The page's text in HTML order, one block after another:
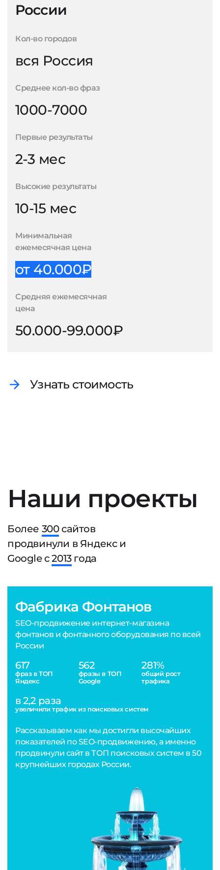
России
Кол-во городов
вся Россия
Среднее кол-во фраз
1000-7000
Первые результаты
2-3 мес
Высокие результаты
10-15 мес
Минимальная
ежемесячная цена
от 40.000₽
Средняя ежемесячная
цена
50.000-99.000₽
Узнать стоимость
Наши проекты
Более 300сайтов
продвинули в Яндекс и
Google с2013года
Фабрика Фонтанов
SEO-продвижение интернет-магазина
фонтанов и фонтанного оборудования по всей
России
617
фраз в ТОП
Яндекс
562
фразы в ТОП
Google
281%
общий рост
трафика
в 2,2 раза
увеличили трафик из поисковых систем
Рассказываем как мы достигли высочайших
показателей по SEO-продвижению, а именно
продвинули сайт в ТОП поисковых систем в 50
крупнейших городах России.